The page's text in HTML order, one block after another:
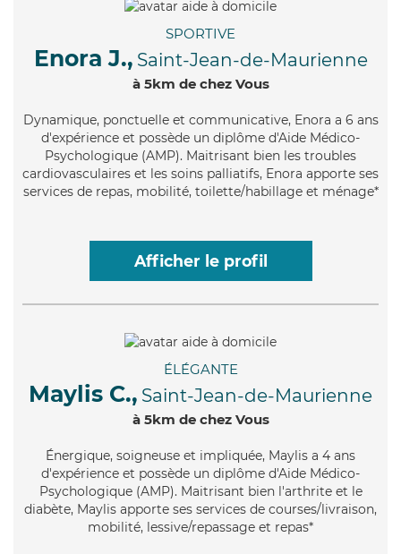
SPORTIVE
Enora J., Saint-Jean-de-Maurienne
à 5km de chez Vous
Dynamique, ponctuelle et communicative, Enora a 6 ans
d'expérience et possède un diplôme d'Aide Médico-
Psychologique (AMP). Maitrisant bien les troubles
cardiovasculaires et les soins palliatifs, Enora apporte ses
services de repas, mobilité, toilette/habillage et ménage*
Afficher le profil
ÉLÉGANTE
Maylis C., Saint-Jean-de-Maurienne
à 5km de chez Vous
Énergique, soigneuse et impliquée, Maylis a 4 ans
d'expérience et possède un diplôme d'Aide Médico-
Psychologique (AMP). Maitrisant bien l'arthrite et le
diabète, Maylis apporte ses services de courses/livraison,
mobilité, lessive/repassage et repas*